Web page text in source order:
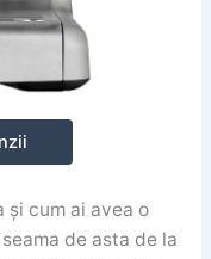
și cum ai avea o
de asta de la